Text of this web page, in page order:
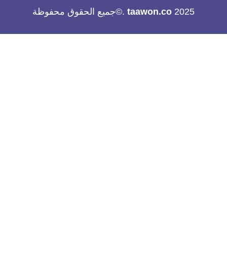
2025
taawon.co.©جميع الحقوق محفوظة